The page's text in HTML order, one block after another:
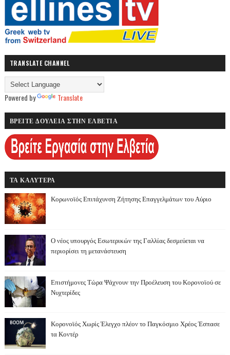
TRANSLATE CHANNEL
Powered by Translate
ΒΡΕΙΤΕ ΔΟΥΛΕΙΑ ΣΤΗΝ ΕΛΒΕΤΙΑ
ΤΑ ΚΑΛΥΤΕΡΑ
Κορωνοϊός Επιτάχυνση Ζήτησης Επαγγελμάτων του Αύριο
Ο νέος υπουργός Εσωτερικών της Γαλλίας δεσμεύεται να
περιορίσει τη μετανάστευση
Επιστήμονες Τώρα Ψάχνουν την Προέλευση του Κορονοϊού σε
Νυχτερίδες
Κορονοϊός Χωρίς Έλεγχο πλέον το Παγκόσμιο Χρέος Έσπασε
τα Κοντέρ